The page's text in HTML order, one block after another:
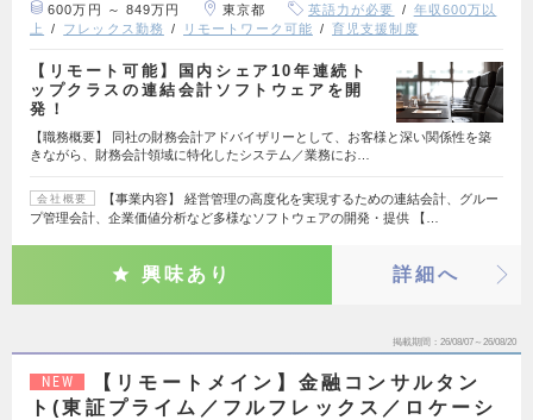
600万円 ～ 849万円 東京都 英語力が必要
年収600万以
上
フレックス勤務 リモートワーク可能 育児支援制度
【リモート可能】国内シェア10年連続ト
ップクラスの連結会計ソフトウェアを開
発！
【職務概要】 同社の財務会計アドバイザリーとして、お客様と深い関係性を築
きながら、財務会計領域に特化したシステム／業務にお…
会社概要
【事業内容】 経営管理の高度化を実現するための連結会計、グルー
プ管理会計、企業価値分析など多様なソフトウェアの開発・提供 【…
興味あり 詳細へ
掲載期間 26/08/07～26/08/20
NEW
【リモートメイン】金融コンサルタン
ト(東証プライム／フルフレックス／ロケーシ